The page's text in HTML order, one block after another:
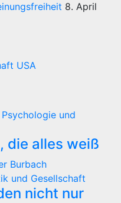
8. April
USA
Psychologie und
die alles weiß
Burbach
und Gesellschaft
nicht nur